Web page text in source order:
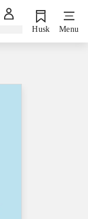
Husk Menu